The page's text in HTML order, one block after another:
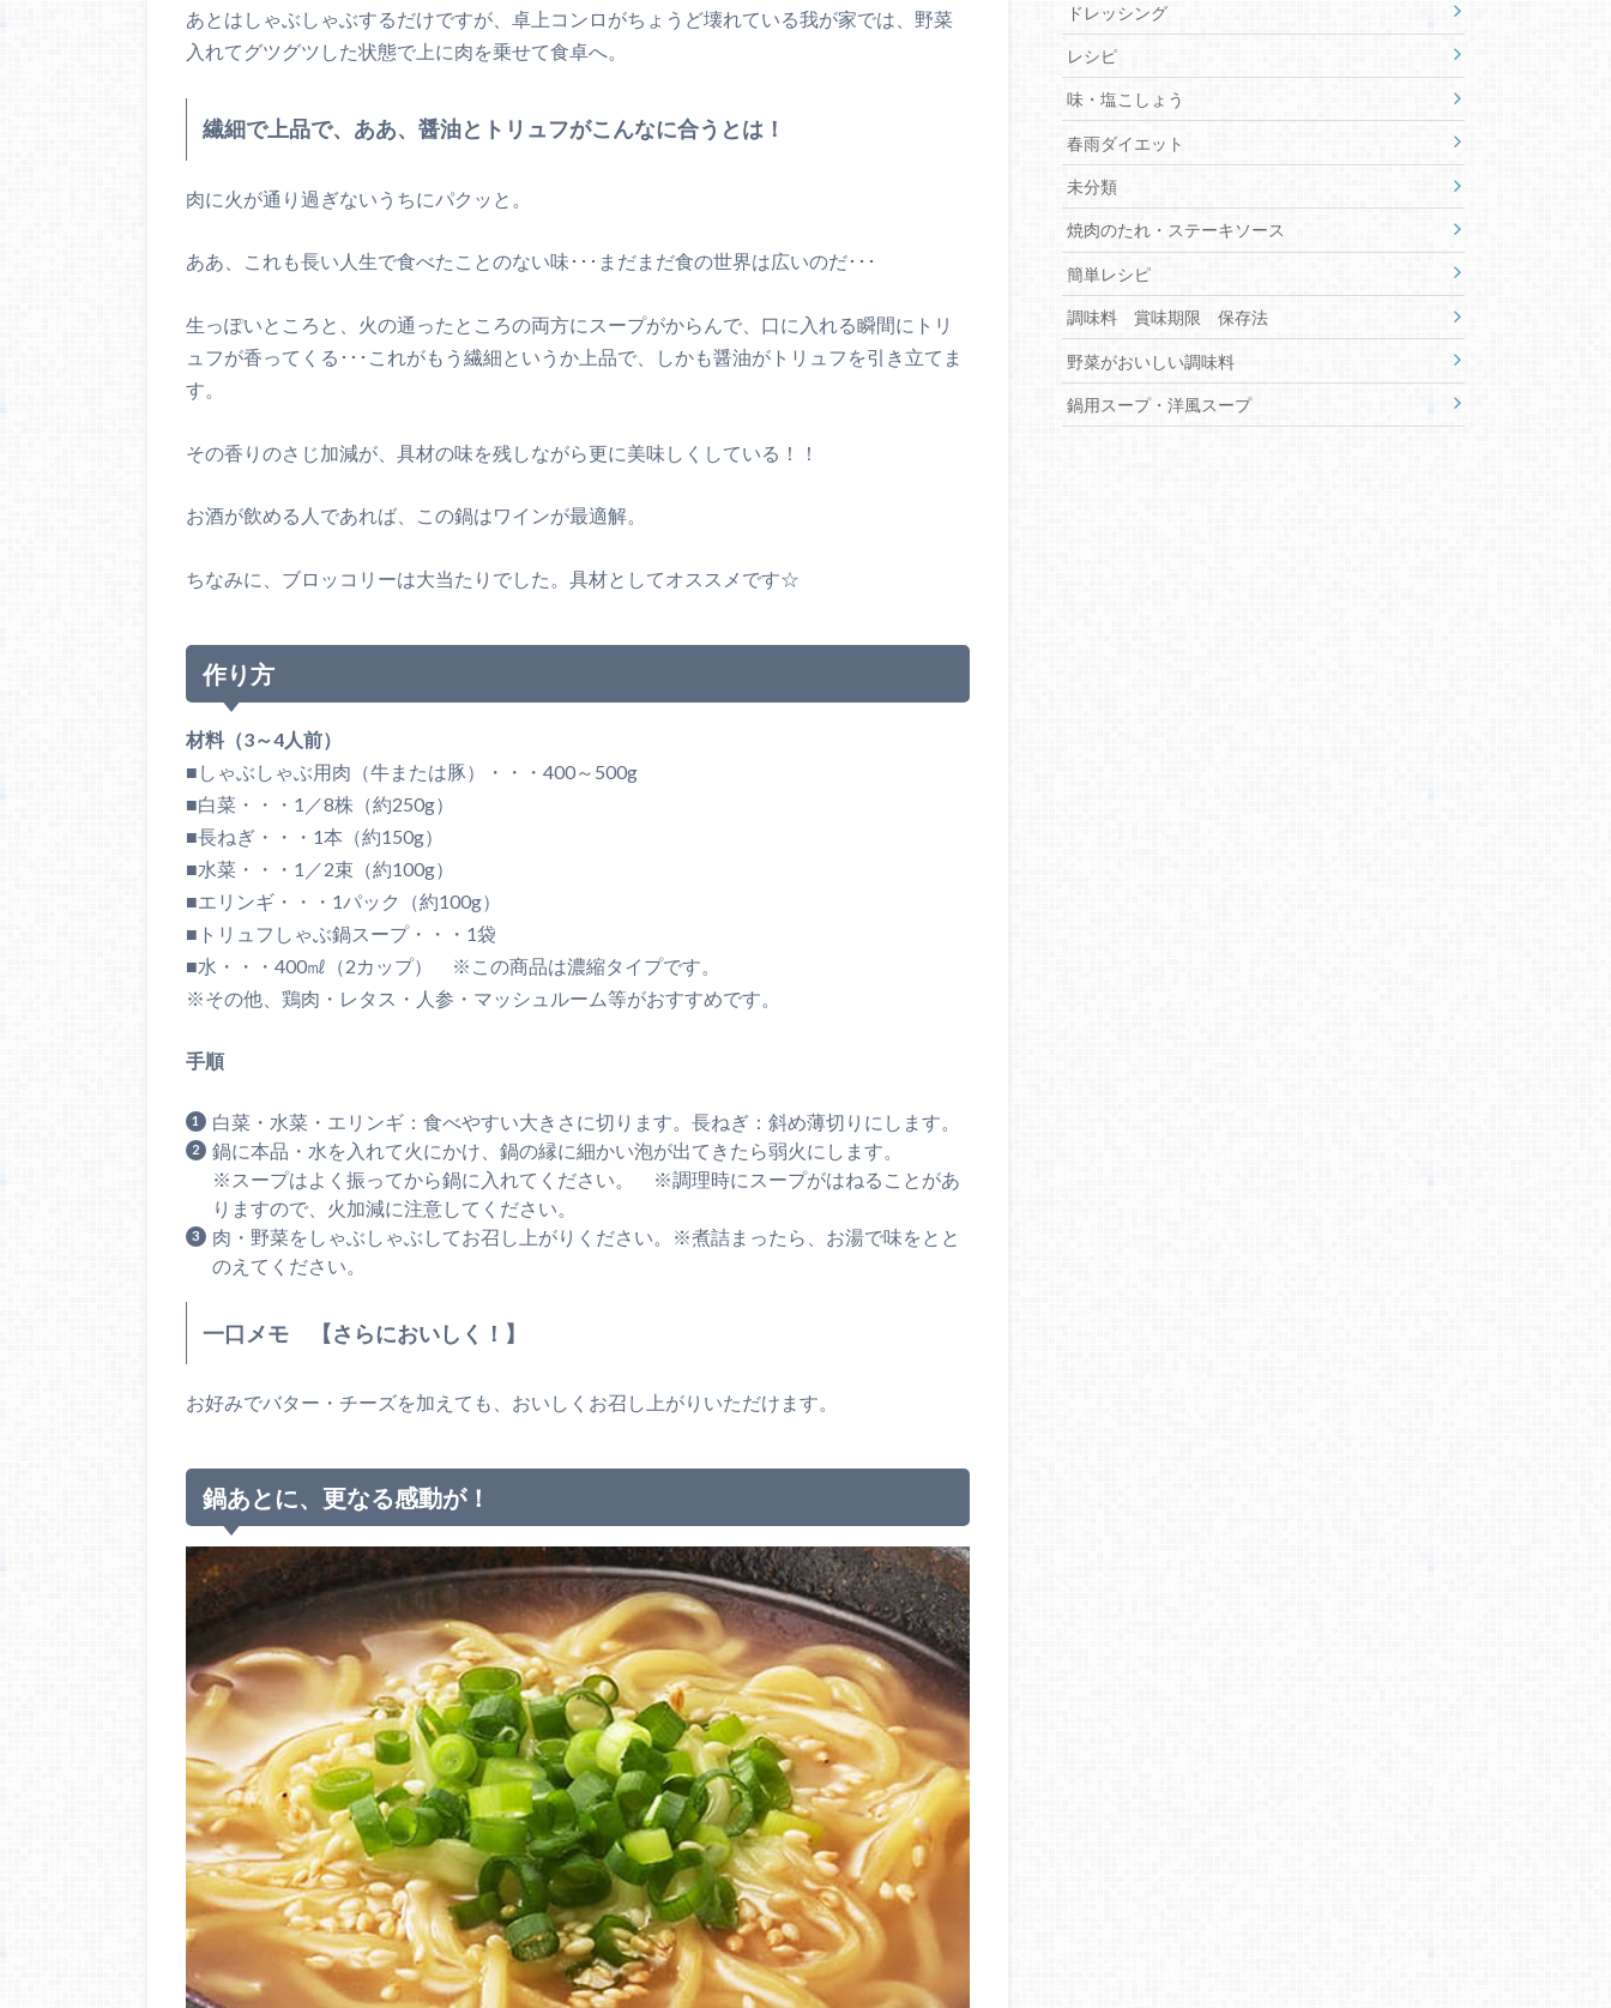
あとはしゃぶしゃぶするだけですが、卓上コンロがちょうど壊れている我が家では、野菜
入れてグツグツした状態で上に肉を乗せて食卓へ。
繊細で上品で、ああ、醤油とトリュフがこんなに合うとは！
肉に火が通り過ぎないうちにパクッと。
ああ、これも長い人生で食べたことのない味･･･まだまだ食の世界は広いのだ･･･
生っぽいところと、火の通ったところの両方にスープがからんで、口に入れる瞬間にトリ
ュフが香ってくる･･･これがもう繊細というか上品で、しかも醤油がトリュフを引き立てま
す。
その香りのさじ加減が、具材の味を残しながら更に美味しくしている！！
お酒が飲める人であれば、この鍋はワインが最適解。
ちなみに、ブロッコリーは大当たりでした。具材としてオススメです☆
作り方
材料（3～4人前）
■しゃぶしゃぶ用肉（牛または豚）・・・400～500g
■白菜・・・1／8株（約250g）
■長ねぎ・・・1本（約150g）
■水菜・・・1／2束（約100g）
■エリンギ・・・1パック（約100g）
■トリュフしゃぶ鍋スープ・・・1袋
■水・・・400㎖（2カップ） ※この商品は濃縮タイプです。
※その他、鶏肉・レタス・人参・マッシュルーム等がおすすめです。
手順
白菜・水菜・エリンギ：食べやすい大きさに切ります。長ねぎ：斜め薄切りにします。
鍋に本品・水を入れて火にかけ、鍋の縁に細かい泡が出てきたら弱火にします。
※スープはよく振ってから鍋に入れてください。 ※調理時にスープがはねることがあ
りますので、火加減に注意してください。
肉・野菜をしゃぶしゃぶしてお召し上がりください。※煮詰まったら、お湯で味をとと
のえてください。
一口メモ 【さらにおいしく！】
お好みでバター・チーズを加えても、おいしくお召し上がりいただけます。
鍋あとに、更なる感動が！
ドレッシング
レシピ
味・塩こしょう
春雨ダイエット
未分類
焼肉のたれ・ステーキソース
簡単レシピ
調味料 賞味期限 保存法
野菜がおいしい調味料
鍋用スープ・洋風スープ